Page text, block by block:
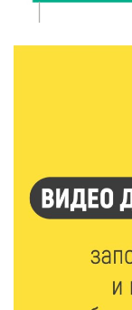
Тверские
медиков за
В Твери